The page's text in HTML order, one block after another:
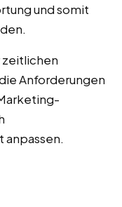
und somit
zeitlichen
Anforderungen
anpassen.